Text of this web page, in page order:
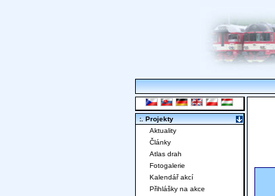
:. Projekty
Aktuality
Články
Atlas drah
Fotogalerie
Kalendář akcí
Přihlášky na akce